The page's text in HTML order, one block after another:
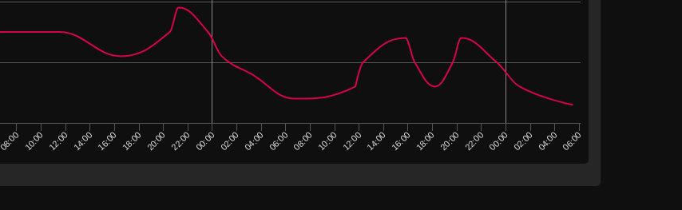
08:00 10:00 12:00 14:00 16:00 18:00 20:00 22:00 00:00 02:00 04:00 06:00 08:00 10:00 12:00 14:00 16:00 18:00 20:00 22:00 00:00 02:00 04:00 06:00